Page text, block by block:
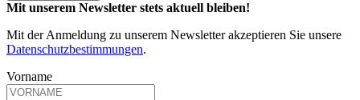
Mit unserem Newsletter stets aktuell bleiben!
Mit der Anmeldung zu unserem Newsletter akzeptieren Sie unsere
Datenschutzbestimmungen.
Vorname